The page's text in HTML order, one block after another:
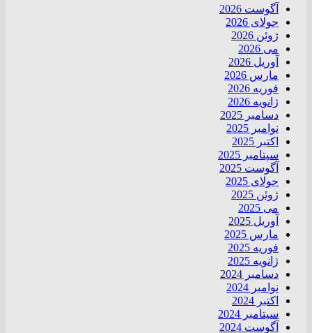
آگوست 2026
جولای 2026
ژوئن 2026
می 2026
آوریل 2026
مارس 2026
فوریه 2026
ژانویه 2026
دسامبر 2025
نوامبر 2025
اکتبر 2025
سپتامبر 2025
آگوست 2025
جولای 2025
ژوئن 2025
می 2025
آوریل 2025
مارس 2025
فوریه 2025
ژانویه 2025
دسامبر 2024
نوامبر 2024
اکتبر 2024
سپتامبر 2024
آگوست 2024